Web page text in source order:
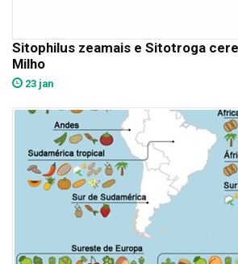
Sitophilus zeamais e Sitotroga
Milho
23 jan